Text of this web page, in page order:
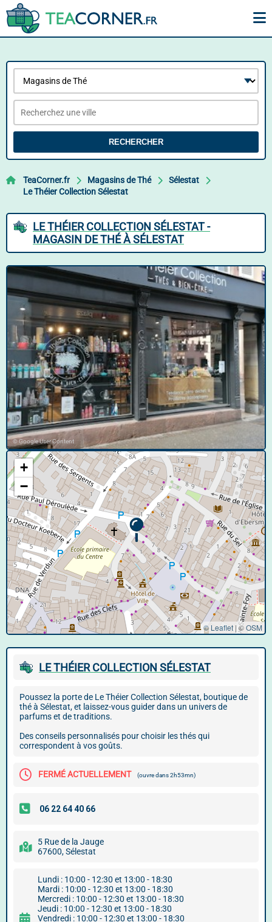
RECHERCHER
TeaCorner.fr Magasins de Thé
Sélestat
Le Théier Collection Sélestat
LE THÉIER COLLECTION SÉLESTAT -
MAGASIN DE THÉ À SÉLESTAT
© Google User Content
+
−
© Leaflet | ©OSM
LE THÉIER COLLECTION SÉLESTAT
Poussez la porte de Le Théier Collection Sélestat, boutique de
thé à Sélestat, et laissez-vous guider dans un univers de
parfums et de traditions.
Des conseils personnalisés pour choisir les thés qui
correspondent à vos goûts.
FERMÉ ACTUELLEMENT (ouvre dans 2h53mn)
5 Rue de la Jauge
67600, Sélestat
Lundi : 10:00 - 12:30 et 13:00 - 18:30
Mardi : 10:00 - 12:30 et 13:00 - 18:30
Mercredi : 10:00 - 12:30 et 13:00 - 18:30
Jeudi : 10:00 - 12:30 et 13:00 - 18:30
Vendredi : 10:00 - 12:30 et 13:00 - 18:30